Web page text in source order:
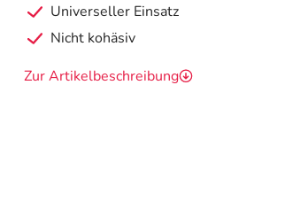
Universeller Einsatz
Nicht kohäsiv
Zur Artikelbeschreibung